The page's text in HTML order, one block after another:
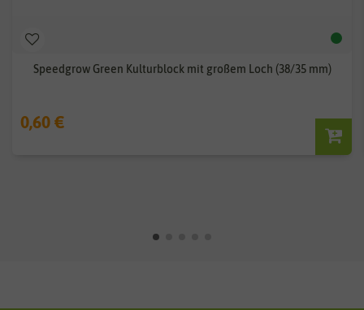
Speedgrow Green Kulturblock mit großem Loch (38/35 mm)
0,60 €